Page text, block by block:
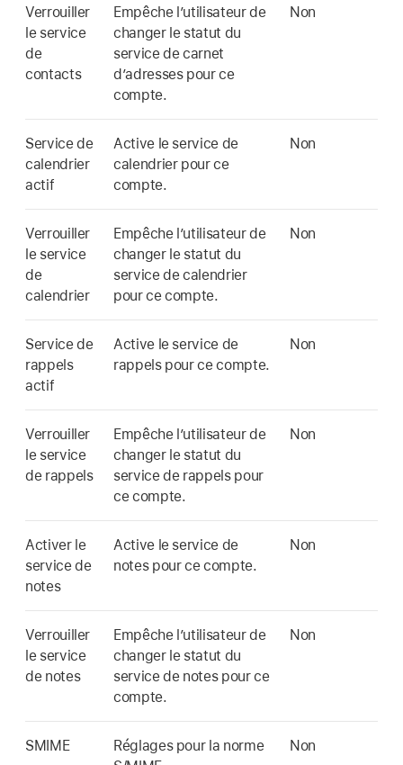
Verrouiller
le service
de
contacts
Empêche l’utilisateur de
changer le statut du
service de carnet
d’adresses pour ce
compte.
Non
Service de
calendrier
actif
Active le service de
calendrier pour ce
compte.
Non
Verrouiller
le service
de
calendrier
Empêche l’utilisateur de
changer le statut du
service de calendrier
pour ce compte.
Non
Service de
rappels
actif
Active le service de
rappels pour ce compte.
Non
Verrouiller
le service
de rappels
Empêche l’utilisateur de
changer le statut du
service de rappels pour
ce compte.
Non
Activer le
service de
notes
Active le service de
notes pour ce compte.
Non
Verrouiller
le service
de notes
Empêche l’utilisateur de
changer le statut du
service de notes pour ce
compte.
Non
SMIME
Réglages pour la norme
Non